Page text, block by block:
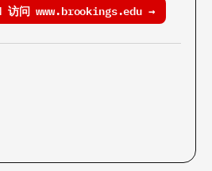
访问 www.brookings.edu →